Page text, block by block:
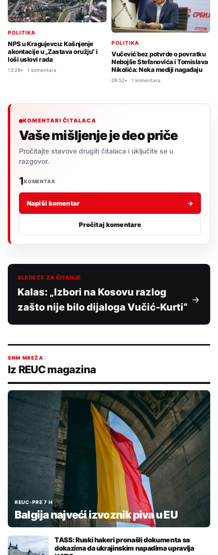
POLITIKA
NPS u Kragujevcu: Kašnjenje
akontacije u „Zastava oružju“ i
loši uslovi rada
13:29 1 komentara
POLITIKA
Vučević bez potvrde o povratku
Nebojše Stefanovića i Tomislava
Nikolića: Neka mediji nagađaju
09:52 1 komentara
KOMENTARI ČITALACA
Vaše mišljenje je deo priče
Pročitajte stavove drugih čitalaca i uključite se u
razgovor.
1KOMENTAR
Napiši komentar →
Pročitaj komentare
SLEDEĆE ZA ČITANJE
Kalas: „Izbori na Kosovu razlog
zašto nije bilo dijaloga Vučić-Kurti“
SNM MREŽA
Iz REUC magazina
REUC•PRE 7 H
Balgija najveći izvoznik piva u EU
TASS: Ruski hakeri pronašli dokumenta sa
dokazima da ukrajinskim napadima upravlja